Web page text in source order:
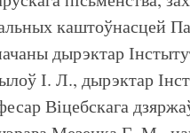
каштоўнасцей
дырэктар
І. Л., дырэктар
Віцебскага